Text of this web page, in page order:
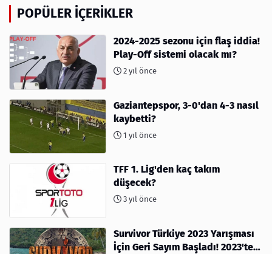
POPÜLER İÇERIKLER
2024-2025 sezonu için flaş iddia!
Play-Off sistemi olacak mı?
2 yıl önce
Gaziantepspor, 3-0'dan 4-3 nasıl
kaybetti?
1 yıl önce
TFF 1. Lig'den kaç takım
düşecek?
3 yıl önce
Survivor Türkiye 2023 Yarışması
İçin Geri Sayım Başladı! 2023'te